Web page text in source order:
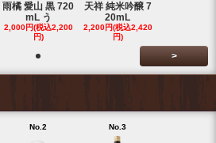
雨橘 愛山 黒 720
mL う
2,000円(税込2,200
円)
天祥 純米吟醸 7
20mL
2,200円(税込2,420
円)
>
No.2 No.3